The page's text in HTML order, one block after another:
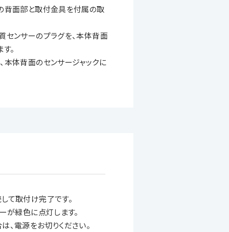
背面部と取付金具を付属の取
センサーのプラグを、本体背面
。
本体背面のセンサージャックに
て取付け完了です。
が緑色に点灯します。
電源をお切りください。